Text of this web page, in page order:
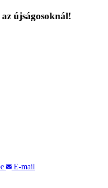
az újságosoknál!
E-mail